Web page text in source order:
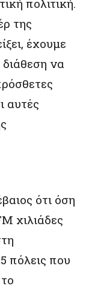
πολιτική.
της
έχουμε
να
αυτές
ότι όση
χιλιάδες
πόλεις που